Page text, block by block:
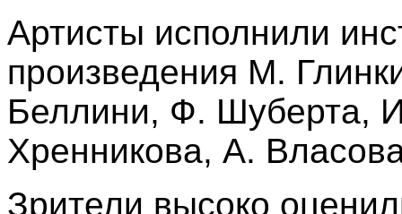
Артисты исполнили
произведения М.
Беллини, Ф. Шуберта,
Хренникова, А.
Зрители высоко